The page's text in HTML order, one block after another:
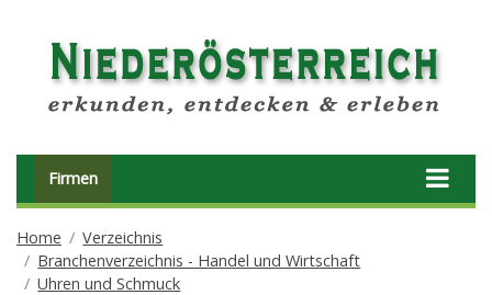
Firmen
Home
Verzeichnis
Branchenverzeichnis - Handel und Wirtschaft
Uhren und Schmuck